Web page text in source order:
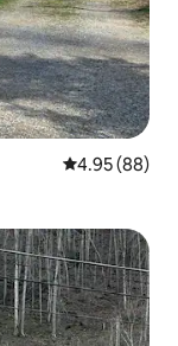
Ukadiriaji wa
4.95 (88)